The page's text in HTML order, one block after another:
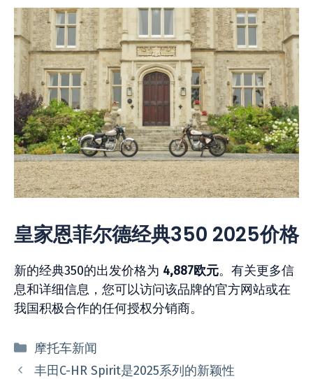
皇家恩菲尔德经典350 2025价格
新的经典350的出发价格为 4,887欧元。有关更多信
息和详细信息，您可以访问该品牌的官方网站或在
我国积极合作的任何授权分销商。
分
类
摩托车新闻
丰田C-HR Spirit是2025系列的新颖性